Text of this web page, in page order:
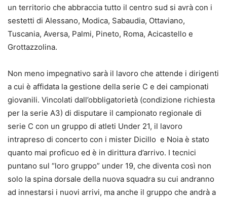
un territorio che abbraccia tutto il centro sud si avrà con i
sestetti di Alessano, Modica, Sabaudia, Ottaviano,
Tuscania, Aversa, Palmi, Pineto, Roma, Acicastello e
Grottazzolina.
Non meno impegnativo sarà il lavoro che attende i dirigenti
a cui è affidata la gestione della serie C e dei campionati
giovanili. Vincolati dall’obbligatorietà (condizione richiesta
per la serie A3) di disputare il campionato regionale di
serie C con un gruppo di atleti Under 21, il lavoro
intrapreso di concerto con i mister Dicillo e Noia è stato
quanto mai proficuo ed è in dirittura d’arrivo. I tecnici
puntano sul “loro gruppo” under 19, che diventa così non
solo la spina dorsale della nuova squadra su cui andranno
ad innestarsi i nuovi arrivi, ma anche il gruppo che andrà a